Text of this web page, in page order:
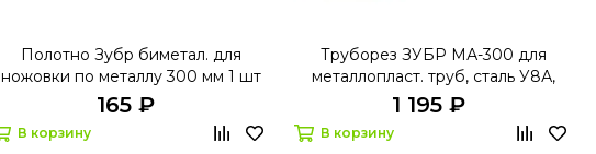
Полотно Зубр биметал. для
ножовки по металлу 300 мм 1 шт
165 ₽
В корзину
Труборез ЗУБР МА-300 для
металлопласт. труб, сталь У8А,
42мм
1 195 ₽
В корзину